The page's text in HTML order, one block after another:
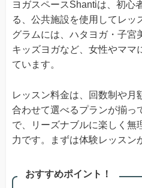
ヨガスペースShantiは、初心
る、公共施設を使用してレッ
グラムには、ハタヨガ・子宮
キッズヨガなど、女性やママ
ています。
レッスン料金は、回数制や月
合わせて選べるプランが揃っ
で、リーズナブルに楽しく無
力です。まずは体験レッスン
おすすめポイント！